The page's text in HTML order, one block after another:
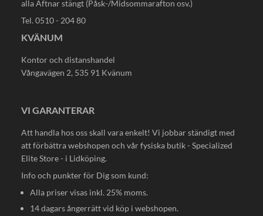
alla Aftnar stängt (Påsk-/Midsommarafton osv.)
Tel. 0510 - 204 80
KVÄNUM
Kontor och distanshandel
Vångavägen 2, 535 91 Kvänum
VI GARANTERAR
Att handla hos oss skall vara enkelt! Vi jobbar ständigt med
att förbättra webshopen och vår fysiska butik - Specialized
Elite Store - i Lidköping.
Info och punkter för Dig som kund:
Alla priser visas inkl. 25% moms.
14 dagars ångerrätt vid köp i webshopen.